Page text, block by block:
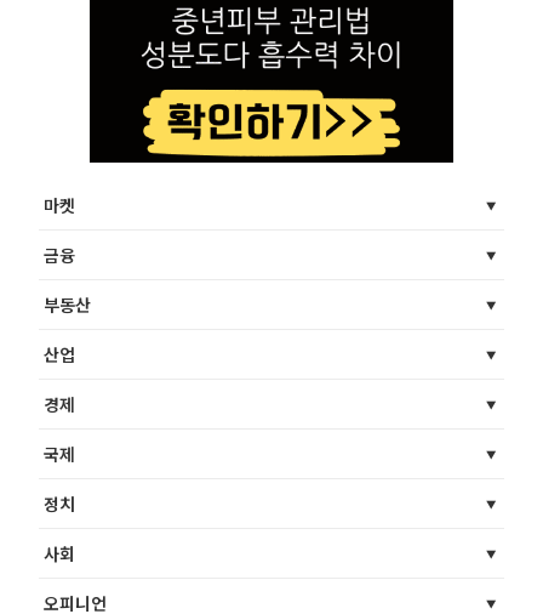
마켓
금융
부동산
산업
경제
국제
정치
사회
오피니언